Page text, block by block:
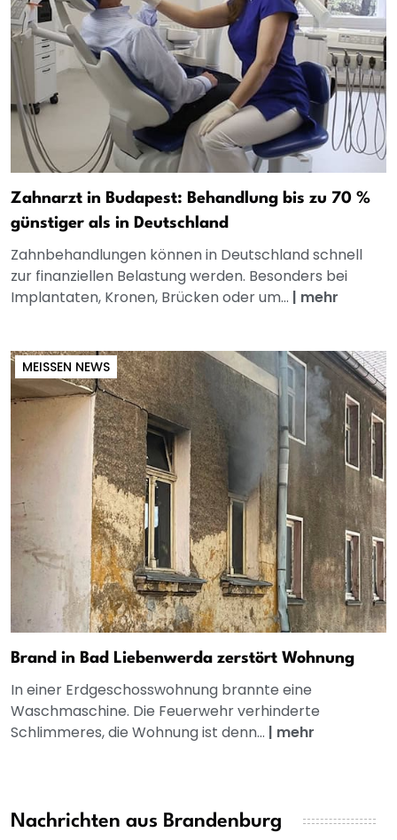
Zahnarzt in Budapest: Behandlung bis zu 70 %
günstiger als in Deutschland
Zahnbehandlungen können in Deutschland schnell
zur finanziellen Belastung werden. Besonders bei
Implantaten, Kronen, Brücken oder um... | mehr
MEISSEN NEWS
Brand in Bad Liebenwerda zerstört Wohnung
In einer Erdgeschosswohnung brannte eine
Waschmaschine. Die Feuerwehr verhinderte
Schlimmeres, die Wohnung ist denn... | mehr
Nachrichten aus Brandenburg